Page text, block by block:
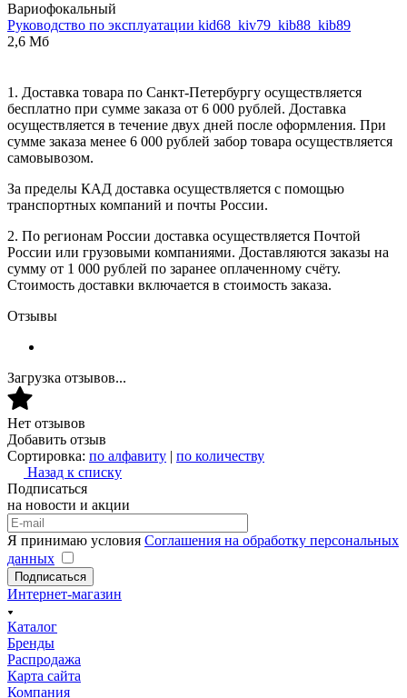
Вариофокальный
Руководство по эксплуатации kid68_kiv79_kib88_kib89
2,6 Мб
1. Доставка товара по Санкт-Петербургу осуществляется
бесплатно при сумме заказа от 6 000 рублей. Доставка
осуществляется в течение двух дней после оформления. При
сумме заказа менее 6 000 рублей забор товара осуществляется
самовывозом.
За пределы КАД доставка осуществляется с помощью
транспортных компаний и почты России.
2. По регионам России доставка осуществляется Почтой
России или грузовыми компаниями. Доставляются заказы на
сумму от 1 000 рублей по заранее оплаченному счёту.
Стоимость доставки включается в стоимость заказа.
Отзывы
Загрузка отзывов...
Нет отзывов
Добавить отзыв
Сортировка: по алфавиту | по количеству
Назад к списку
Подписаться
на новости и акции
Я принимаю условия Соглашения на обработку персональных
данных
Подписаться
Интернет-магазин
Каталог
Бренды
Распродажа
Карта сайта
Компания